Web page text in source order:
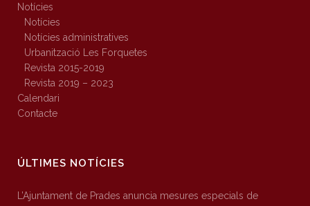
Notícies
Notícies
Notícies administratives
Urbanització Les Forquetes
Revista 2015-2019
Revista 2019 – 2023
Calendari
Contacte
ÚLTIMES NOTÍCIES
L’Ajuntament de Prades anuncia mesures especials de